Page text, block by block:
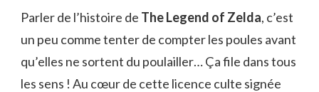
Parler de l’histoire de The Legend of Zelda, c’est
un peu comme tenter de compter les poules avant
qu’elles ne sortent du poulailler… Ça file dans tous
les sens ! Au cœur de cette licence culte signée